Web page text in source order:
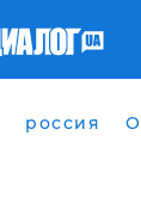
россия